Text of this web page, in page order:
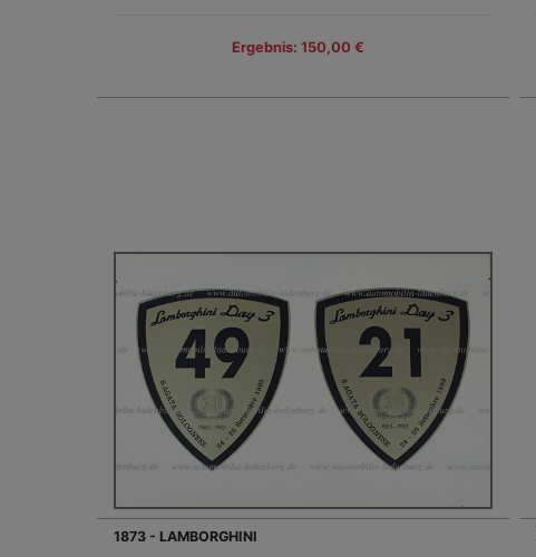
Ergebnis: 150,00 €
1873 - LAMBORGHINI